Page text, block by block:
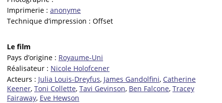
Imprimerie : anonyme
Technique d’impression : Offset
Le film
Pays d’origine : Royaume-Uni
Réalisateur : Nicole Holofcener
Acteurs : Julia Louis-Dreyfus, James Gandolfini, Catherine
Keener, Toni Collette, Tavi Gevinson, Ben Falcone, Tracey
Fairaway, Eve Hewson